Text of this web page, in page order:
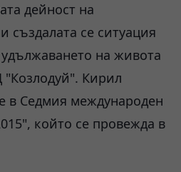
дейност на
създалата се ситуация
на живота
"Козлодуй". Кирил
в Седмия международен
който се провежда в